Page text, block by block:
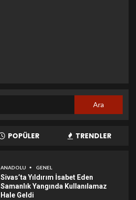
POPÜLER TRENDLER
ANADOLU GENEL
Sivas’ta Yıldırım İsabet Eden
Samanlık Yangında Kullanılamaz
Hale Geldi